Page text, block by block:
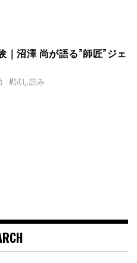
｜沼澤 尚が語る”師匠”ジェ
#試し読み